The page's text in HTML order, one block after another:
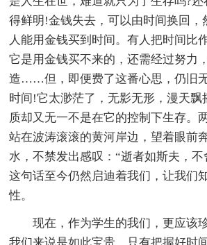
得鲜明!金钱失去，可以由时间换回，
人能用金钱买到时间。有人把时间比
它是用金钱买不来的，还需经过努力
造……但，即便费了这番心思，仍旧
时间!它太渺茫了，无影无形，漫天飘
质却又无一不是在它的控制下生存。
站在波涛滚滚的黄河岸边，望着眼前
水，不禁发出感叹：“逝者如斯夫，不
这句话至今仍然启迪着我们，让我们
性。
现在，作为学生的我们，更应该